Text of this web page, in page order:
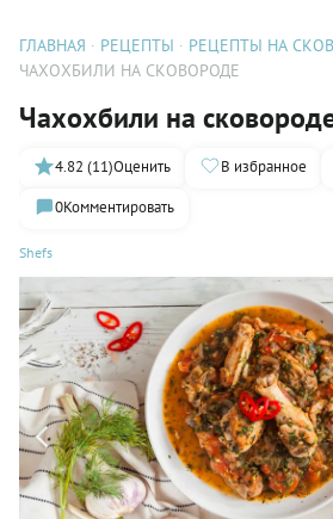
ГЛАВНАЯ РЕЦЕПТЫ
РЕЦЕПТЫ НА
ЧАХОХБИЛИ НА СКОВОРОДЕ
Чахохбили на
Shefs
4.82 (11)Оценить В избранное
0Комментировать